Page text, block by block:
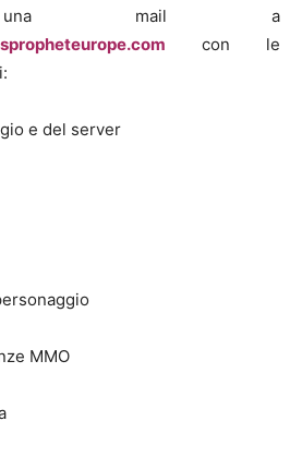
una mail a
con le
e del server
MMO